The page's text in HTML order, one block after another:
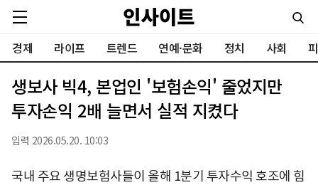
경제 라이프 트렌드 연예·문화 정치 사회
생보사 빅4, 본업인 '보험손익' 줄었지만
투자손익 2배 늘면서 실적 지켰다
입력 2026.05.20. 10:03
국내 주요 생명보험사들이 올해 1분기 투자수익 호조에 힘